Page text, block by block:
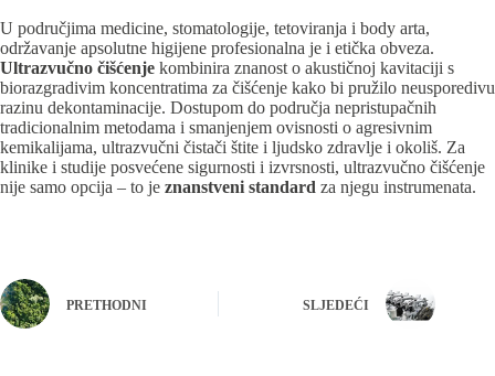
U područjima medicine, stomatologije, tetoviranja i body arta,
održavanje apsolutne higijene profesionalna je i etička obveza.
Ultrazvučno čišćenje kombinira znanost o akustičnoj kavitaciji s
biorazgradivim koncentratima za čišćenje kako bi pružilo neusporedivu
razinu dekontaminacije. Dostupom do područja nepristupačnih
tradicionalnim metodama i smanjenjem ovisnosti o agresivnim
kemikalijama, ultrazvučni čistači štite i ljudsko zdravlje i okoliš. Za
klinike i studije posvećene sigurnosti i izvrsnosti, ultrazvučno čišćenje
nije samo opcija – to je znanstveni standard za njegu instrumenata.
PRETHODNI SLJEDEĆI